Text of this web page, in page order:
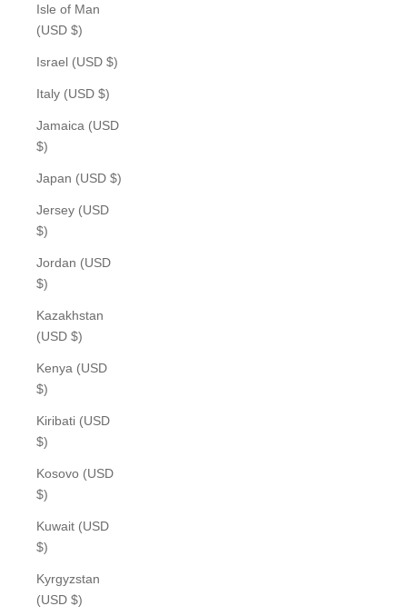
Isle of Man
(USD $)
Israel (USD $)
Italy (USD $)
Jamaica (USD
$)
Japan (USD $)
Jersey (USD
$)
Jordan (USD
$)
Kazakhstan
(USD $)
Kenya (USD
$)
Kiribati (USD
$)
Kosovo (USD
$)
Kuwait (USD
$)
Kyrgyzstan
(USD $)